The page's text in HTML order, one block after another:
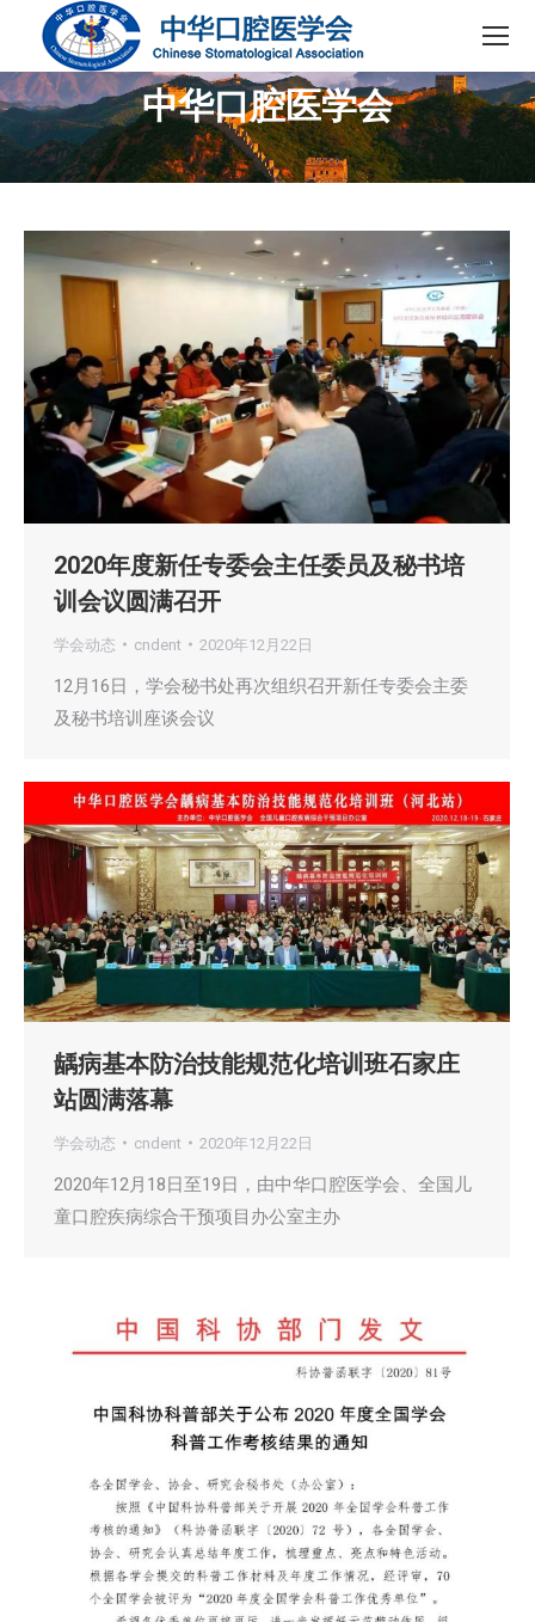
中华口腔医学会
您在这里：
2020年度新任专委会主任委员及秘书培
训会议圆满召开
学会动态 cndent 2020年12月22日
12月16日，学会秘书处再次组织召开新任专委会主委
及秘书培训座谈会议
龋病基本防治技能规范化培训班石家庄
站圆满落幕
学会动态 cndent 2020年12月22日
2020年12月18日至19日，由中华口腔医学会、全国儿
童口腔疾病综合干预项目办公室主办